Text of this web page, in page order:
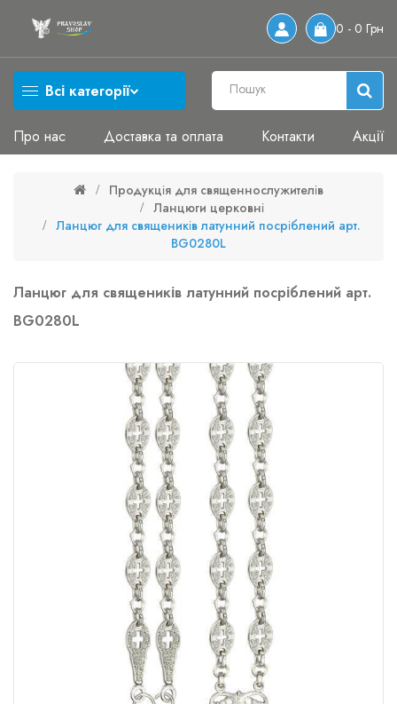
0 - 0 Грн
Всі категорії
Про нас Доставка та оплата Контакти Акції
Продукція для священнослужителів
Ланцюги церковні
Ланцюг для священиків латунний посріблений арт.
BG0280L
Ланцюг для священиків латунний посріблений арт.
BG0280L